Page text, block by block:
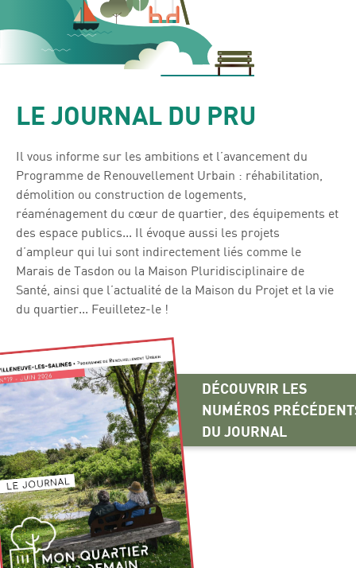
LE JOURNAL DU PRU
Il vous informe sur les ambitions et l’avancement du
Programme de Renouvellement Urbain : réhabilitation,
démolition ou construction de logements,
réaménagement du cœur de quartier, des équipements et
des espace publics... Il évoque aussi les projets
d’ampleur qui lui sont indirectement liés comme le
Marais de Tasdon ou la Maison Pluridisciplinaire de
Santé, ainsi que l’actualité de la Maison du Projet et la vie
du quartier... Feuilletez-le !
DÉCOUVRIR LES
NUMÉROS
DU JOURNAL